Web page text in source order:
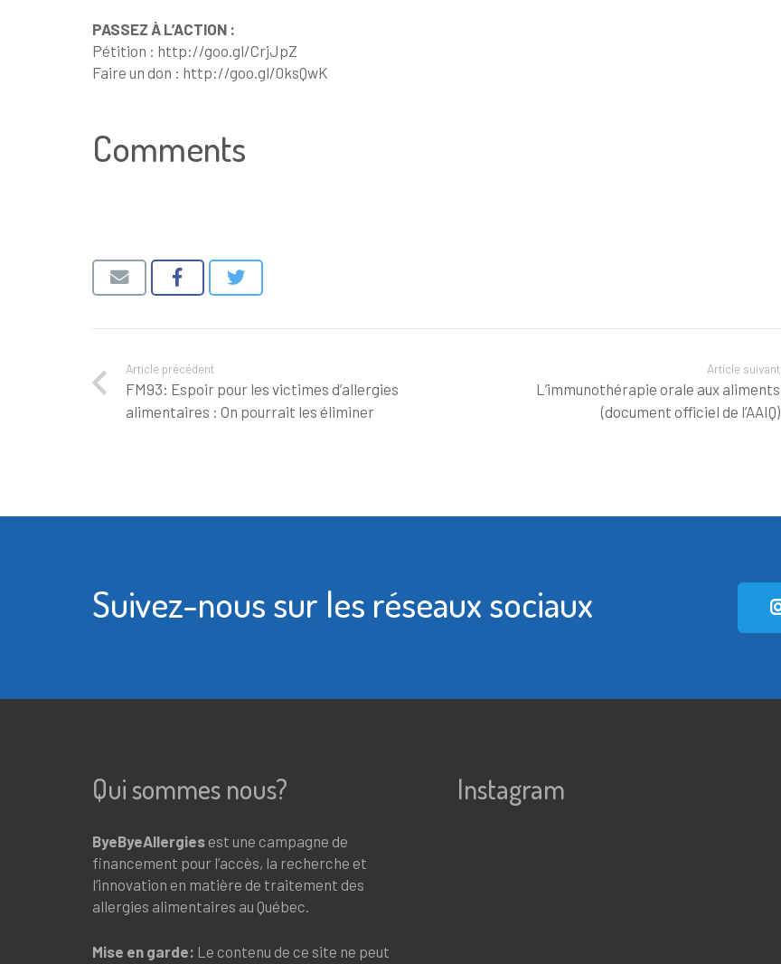
PASSEZ À L’ACTION :
Pétition : http://goo.gl/CrjJpZ
Faire un don : http://goo.gl/0ksQwK
Comments
Article précédent
FM93: Espoir pour les victimes d’allergies
alimentaires : On pourrait les éliminer
Article suivant
L’immunothérapie orale aux aliments
(document officiel de l’AAIQ)
Suivez-nous sur les réseaux sociaux
Qui sommes nous?
ByeByeAllergies est une campagne de
financement pour l’accès, la recherche et
l’innovation en matière de traitement des
allergies alimentaires au Québec.
Mise en garde: Le contenu de ce site ne peut
Instagram